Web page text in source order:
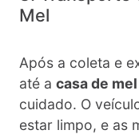
Mel
Após a coleta e
até a casa de mel
cuidado. O
estar limpo, e as